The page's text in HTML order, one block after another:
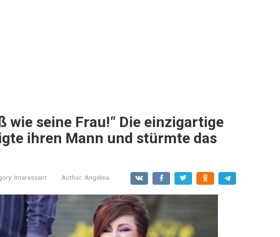
wie seine Frau!“ Die einzigartige
ihren Mann und stürmte das
Interessant Author: Angelina